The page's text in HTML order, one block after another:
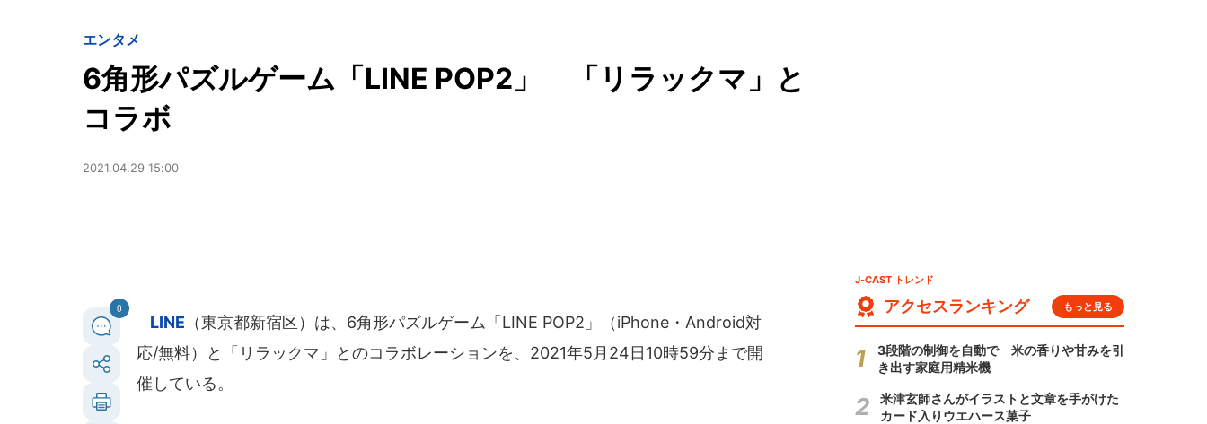
エンタメ
6角形パズルゲーム「LINE POP2」 「リラックマ」と
コラボ
2021.04.29 15:00
0
LINE （東京都新宿区）は、6角形パズルゲーム「LINE POP2」（iPhone・Android対
応/無料）と「リラックマ」とのコラボレーションを、2021年5月24日10時59分まで開
催している。
J-CAST トレンド
アクセスランキング もっと見る
3段階の制御を自動で 米の香りや甘みを引
き出す家庭用精米機
米津玄師さんがイラストと文章を手がけた
カード入りウエハース菓子